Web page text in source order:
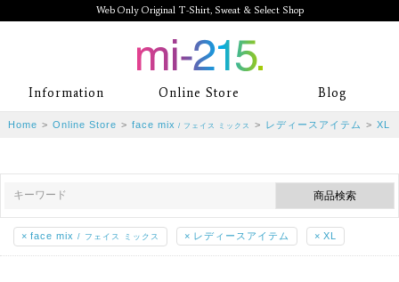
Web Only Original T-Shirt, Sweat & Select Shop
mi-215. Web Only Original T-Shirt,
Sweat & Select Shop mi-215. Tシャ
ランド専門通販
Information Online Store Blog
Home > Online Store > face mix / フェイス ミックス > レディースアイテム > XL
× face mix / フェイス ミックス × レディースアイテム × XL